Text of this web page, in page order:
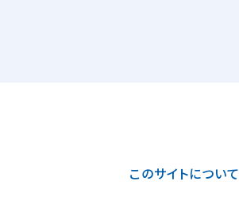
このサイトについて